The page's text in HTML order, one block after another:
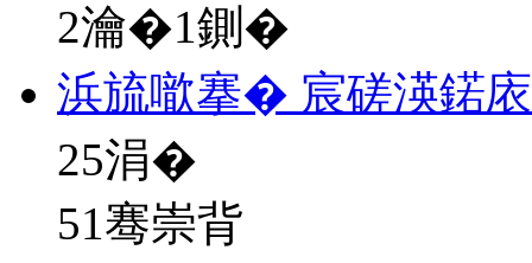
2瀹�1鍘�
浜旈噷搴� 宸磋渶鍩
25涓�
51骞崇背